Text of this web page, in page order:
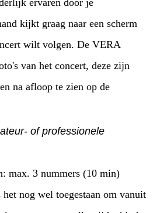
ervaren door je
kijkt graag naar een scherm
wilt volgen. De VERA
van het concert, deze zijn
na afloop te zien op de
of professionele
max. 3 nummers (10 min)
het nog wel toegestaan om vanuit